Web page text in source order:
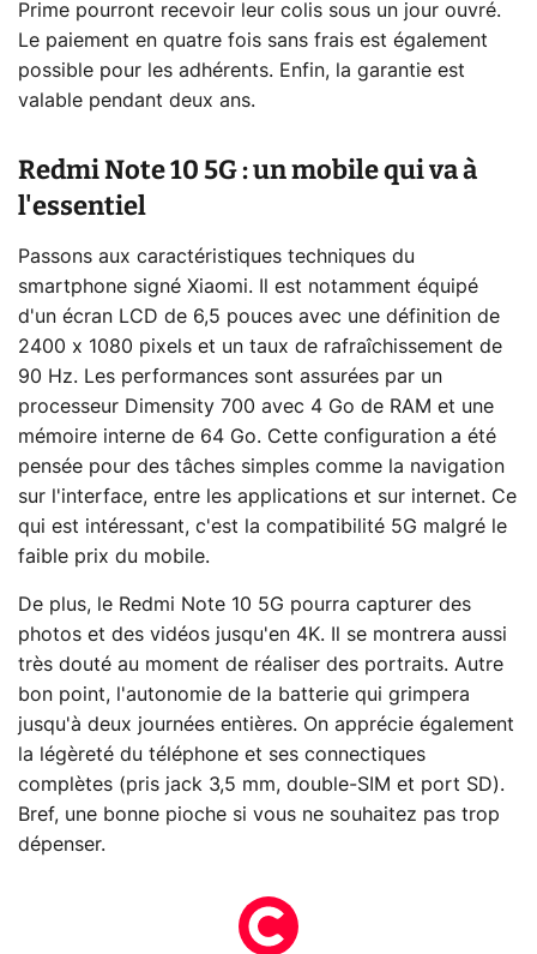
Prime pourront recevoir leur colis sous un jour ouvré.
Le paiement en quatre fois sans frais est également
possible pour les adhérents. Enfin, la garantie est
valable pendant deux ans.
Redmi Note 10 5G : un mobile qui va à
l'essentiel
Passons aux caractéristiques techniques du
smartphone signé Xiaomi. Il est notamment équipé
d'un écran LCD de 6,5 pouces avec une définition de
2400 x 1080 pixels et un taux de rafraîchissement de
90 Hz. Les performances sont assurées par un
processeur Dimensity 700 avec 4 Go de RAM et une
mémoire interne de 64 Go. Cette configuration a été
pensée pour des tâches simples comme la navigation
sur l'interface, entre les applications et sur internet. Ce
qui est intéressant, c'est la compatibilité 5G malgré le
faible prix du mobile.
De plus, le Redmi Note 10 5G pourra capturer des
photos et des vidéos jusqu'en 4K. Il se montrera aussi
très douté au moment de réaliser des portraits. Autre
bon point, l'autonomie de la batterie qui grimpera
jusqu'à deux journées entières. On apprécie également
la légèreté du téléphone et ses connectiques
complètes (pris jack 3,5 mm, double-SIM et port SD).
Bref, une bonne pioche si vous ne souhaitez pas trop
dépenser.